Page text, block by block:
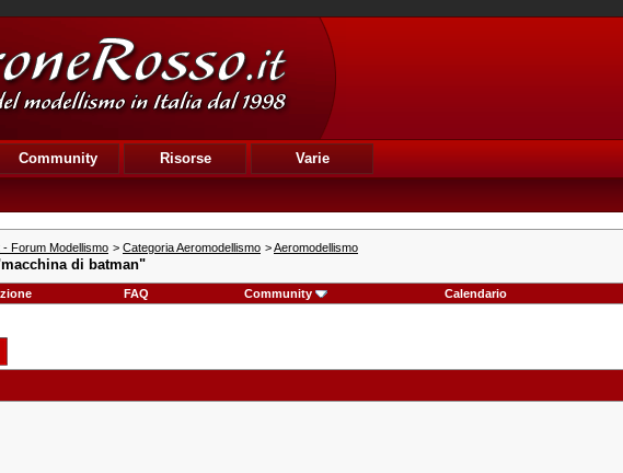
Community Risorse Varie
Forum Modellismo > Categoria Aeromodellismo >Aeromodellismo
di batman"
FAQ Community Calendario